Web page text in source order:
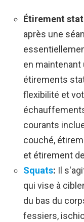
Étirement
après une
en
étirements
flexibilité et
courants
couché,
et étirement
Squats: Il
qui vise à
du bas du
fessiers,